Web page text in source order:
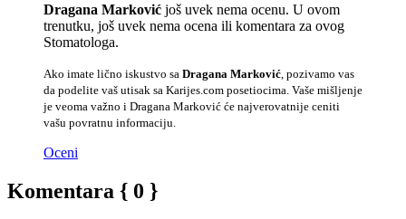
Dragana Marković još uvek nema ocenu. U ovom
trenutku, još uvek nema ocena ili komentara za ovog
Stomatologa.
Ako imate lično iskustvo sa Dragana Marković , pozivamo vas
da podelite vaš utisak sa Karijes.com posetiocima. Vaše mišljenje
je veoma važno i Dragana Marković će najverovatnije ceniti
vašu povratnu informaciju.
Oceni
Komentara { 0 }